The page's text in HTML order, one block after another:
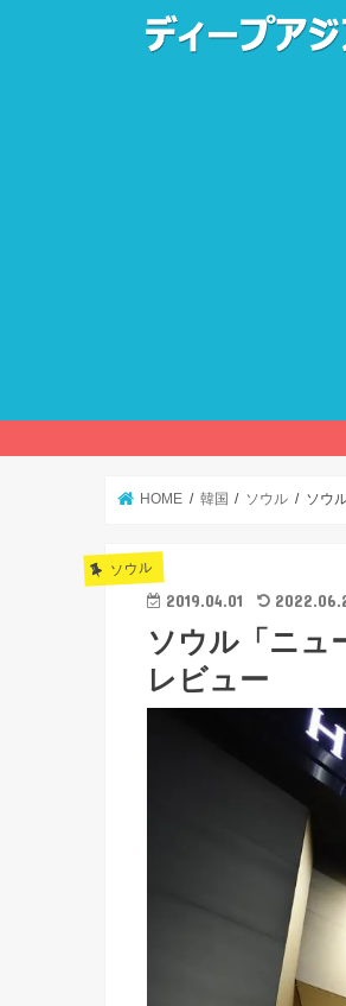
HOME 韓国 ソウル ソウ
ソウル
2019.04.01
ソウル「ニュ
レビュー